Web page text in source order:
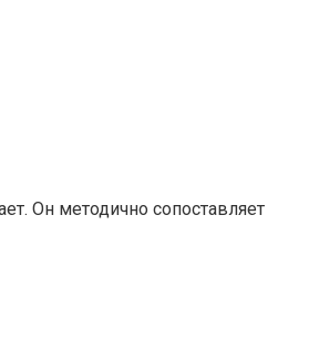
Он методично сопоставляет